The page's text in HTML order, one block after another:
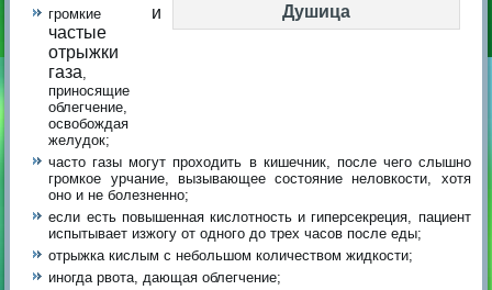
Душица
громкие и
частые
отрыжки
газа,
приносящие
облегчение,
освобождая
желудок;
часто газы могут проходить в кишечник, после чего слышно
громкое урчание, вызывающее состояние неловкости, хотя
оно и не болезненно;
если есть повышенная кислотность и гиперсекреция, пациент
испытывает изжогу от одного до трех часов после еды;
отрыжка кислым с небольшом количеством жидкости;
иногда рвота, дающая облегчение;